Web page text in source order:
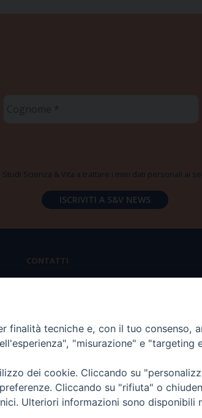
Scienza & Vita a trattare i miei dati personali ai
CONTATTI
segreteria@scienzaevita.org
finalità tecniche e, con il tuo consenso,
"misurazione" e "targeting
dei cookie. Cliccando su
Cliccando su "rifiuta" o
Ulteriori informazioni sono disponibili